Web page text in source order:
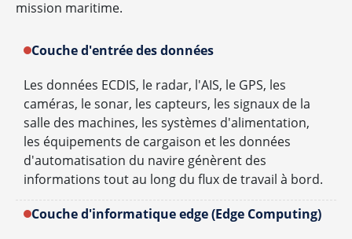
mission maritime.
Couche d'entrée des données
Les données ECDIS, le radar, l'AIS, le GPS, les
caméras, le sonar, les capteurs, les signaux de la
salle des machines, les systèmes d'alimentation,
les équipements de cargaison et les données
d'automatisation du navire génèrent des
informations tout au long du flux de travail à bord.
Couche d'informatique edge (Edge Computing)